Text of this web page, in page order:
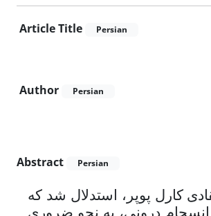
Article Title Persian
Author Persian
Abstract
Persian
کارل پوپر، استدلال شد که